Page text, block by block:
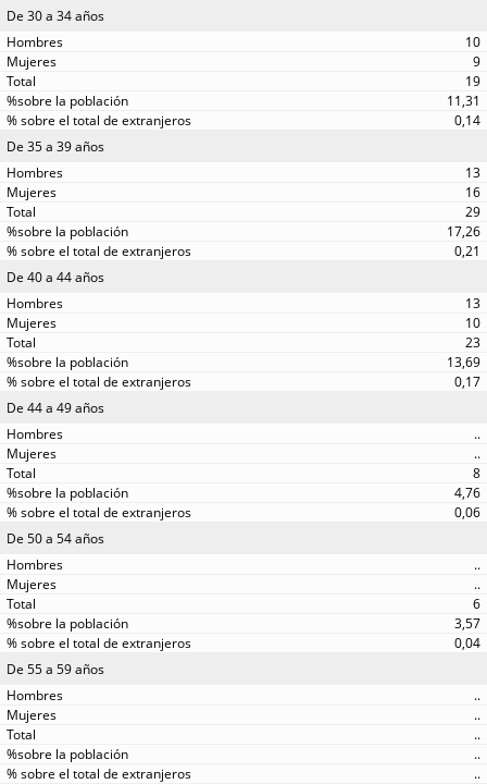
De 30 a 34 años
10
9
19
11,31
0,14
De 35 a 39 años
13
16
29
17,26
0,21
De 40 a 44 años
13
10
23
13,69
0,17
De 44 a 49 años
..
..
8
4,76
0,06
De 50 a 54 años
..
..
6
3,57
0,04
De 55 a 59 años
..
..
..
..
..